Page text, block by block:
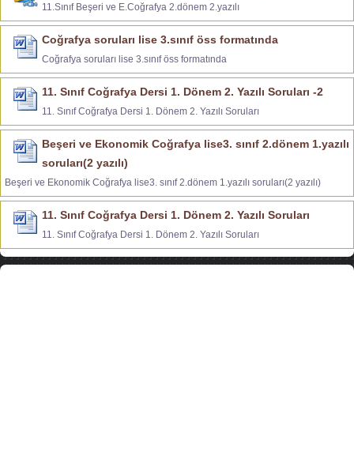
11.Sınıf Beşeri ve E.Coğrafya 2.dönem 2.yazılı
Coğrafya soruları lise 3.sınıf öss formatında
Coğrafya soruları lise 3.sınıf öss formatında
11. Sınıf Coğrafya Dersi 1. Dönem 2. Yazılı Soruları -2
11. Sınıf Coğrafya Dersi 1. Dönem 2. Yazılı Soruları
Beşeri ve Ekonomik Coğrafya lise3. sınıf 2.dönem 1.yazılı
soruları(2 yazılı)
Beşeri ve Ekonomik Coğrafya lise3. sınıf 2.dönem 1.yazılı soruları(2 yazılı)
11. Sınıf Coğrafya Dersi 1. Dönem 2. Yazılı Soruları
11. Sınıf Coğrafya Dersi 1. Dönem 2. Yazılı Soruları